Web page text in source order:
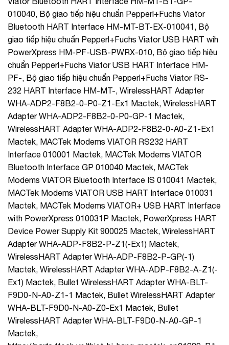
010040, Bộ giao tiếp hiệu chuẩn Pepperl+Fuchs Viator
Bluetooth HART Interface HM-MT-BT-EX-010041, Bộ
giao tiếp hiệu chuẩn Pepperl+Fuchs Viator USB HART wih
PowerXpress HM-PF-USB-PWRX-010, Bộ giao tiếp hiệu
chuẩn Pepperl+Fuchs Viator USB HART Interface HM-
PF-, Bộ giao tiếp hiệu chuẩn Pepperl+Fuchs Viator RS-
232 HART Interface HM-MT-, WirelessHART Adapter
WHA-ADP2-F8B2-0-P0-Z1-Ex1 Mactek, WirelessHART
Adapter WHA-ADP2-F8B2-0-P0-GP-1 Mactek,
WirelessHART Adapter WHA-ADP2-F8B2-0-A0-Z1-Ex1
Mactek, MACTek Modems VIATOR RS232 HART
Interface 010001 Mactek, MACTek Modems VIATOR
Bluetooth Interface GP 010040 Mactek, MACTek
Modems VIATOR Bluetooth Interface IS 010041 Mactek,
MACTek Modems VIATOR USB HART Interface 010031
Mactek, MACTek Modems VIATOR+ USB HART Interface
with PowerXpress 010031P Mactek, PowerXpress HART
Device Power Supply Kit 900025 Mactek, WirelessHART
Adapter WHA-ADP-F8B2-P-Z1(-Ex1) Mactek,
WirelessHART Adapter WHA-ADP-F8B2-P-GP(-1)
Mactek, WirelessHART Adapter WHA-ADP-F8B2-A-Z1(-
Ex1) Mactek, Bullet WirelessHART Adapter WHA-BLT-
F9D0-N-A0-Z1-1 Mactek, Bullet WirelessHART Adapter
WHA-BLT-F9D0-N-A0-Z0-Ex1 Mactek, Bullet
WirelessHART Adapter WHA-BLT-F9D0-N-A0-GP-1
Mactek,